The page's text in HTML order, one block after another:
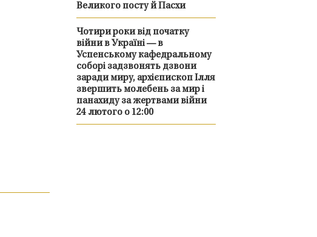
Великого посту й Пасхи
Чотири роки від початку
війни в Україні — в
Успенському кафедральному
соборі задзвонять дзвони
заради миру, архієпископ Ілля
звершить молебень за мир і
панахиду за жертвами війни
24 лютого о 12:00